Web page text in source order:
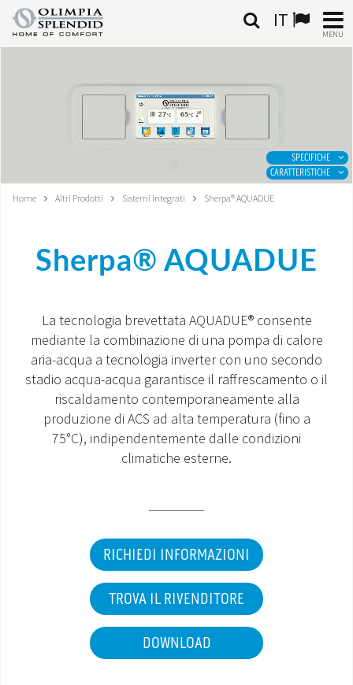
IT
MENU
CLIMATIZZAZIONE
RISCALDAMENTO
SISTEMI INTEGRATI
CONTATTI
MONDO OS
INCENTIVI E DETRAZIONI
SPECIFICHE
CARATTERISTICHE
Home Altri Prodotti Sistemi integrati Sherpa® AQUADUE
Sherpa® AQUADUE
La tecnologia brevettata AQUADUE® consente
mediante la combinazione di una pompa di calore
aria-acqua a tecnologia inverter con uno secondo
stadio acqua-acqua garantisce il raffrescamento o il
riscaldamento contemporaneamente alla
produzione di ACS ad alta temperatura (fino a
75°C), indipendentemente dalle condizioni
climatiche esterne.
RICHIEDI INFORMAZIONI
TROVA IL RIVENDITORE
DOWNLOAD